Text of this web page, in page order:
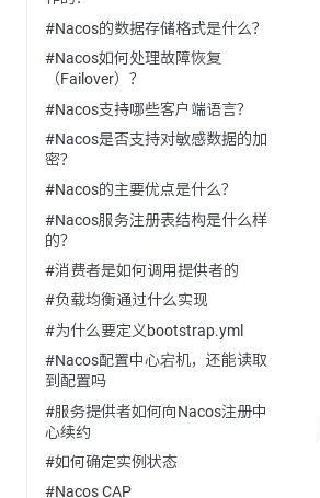
#Nacos的数据存储格式是什么？
#Nacos如何处理故障恢复
（Failover）？
#Nacos支持哪些客户端语言？
#Nacos是否支持对敏感数据的加
密？
#Nacos的主要优点是什么？
#Nacos服务注册表结构是什么样
的？
#消费者是如何调用提供者的
#负载均衡通过什么实现
#为什么要定义bootstrap.yml
#Nacos配置中心宕机，还能读取
到配置吗
#服务提供者如何向Nacos注册中
心续约
#如何确定实例状态
#Nacos CAP